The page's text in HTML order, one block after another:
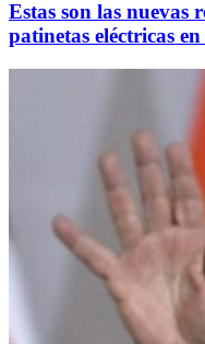
Estas son las nuevas
patinetas eléctricas